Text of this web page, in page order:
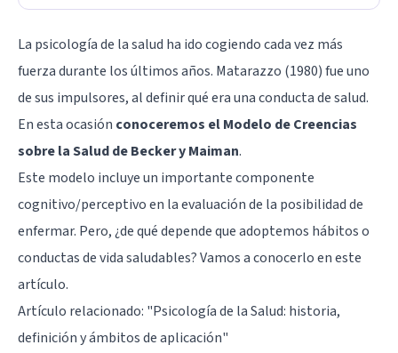
La psicología de la salud ha ido cogiendo cada vez más
fuerza durante los últimos años. Matarazzo (1980) fue uno
de sus impulsores, al definir qué era una conducta de salud.
En esta ocasión conoceremos el Modelo de Creencias
sobre la Salud de Becker y Maiman.
Este modelo incluye un importante componente
cognitivo/perceptivo en la evaluación de la posibilidad de
enfermar. Pero, ¿de qué depende que adoptemos hábitos o
conductas de vida saludables? Vamos a conocerlo en este
artículo.
Artículo relacionado: "Psicología de la Salud: historia,
definición y ámbitos de aplicación"